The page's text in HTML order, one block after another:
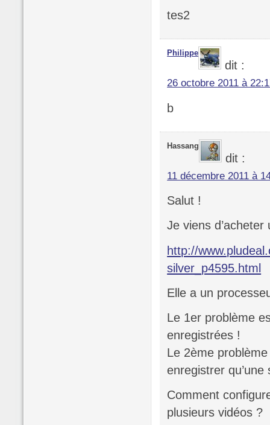
tes2
Philippe
dit :
26 octobre 2011 à
b
Hassang
dit :
11 décembre 2011 à
Salut !
Je viens
http://
silver_p4595.html
Elle a un
Le 1er problème
enregistrées !
Le 2ème
enregistrer
Comment
plusieurs vidéos ?